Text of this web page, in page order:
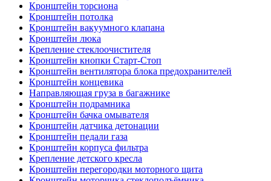
Кронштейн торсиона
Кронштейн потолка
Кронштейн вакуумного клапана
Кронштейн люка
Крепление стеклоочистителя
Кронштейн кнопки Старт-Стоп
Кронштейн вентилятора блока предохранителей
Кронштейн концевика
Направляющая груза в багажнике
Кронштейн подрамника
Кронштейн бачка омывателя
Кронштейн датчика детонации
Кронштейн педали газа
Кронштейн корпуса фильтра
Крепление детского кресла
Кронштейн перегородки моторного щита